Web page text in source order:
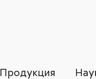
Продукция